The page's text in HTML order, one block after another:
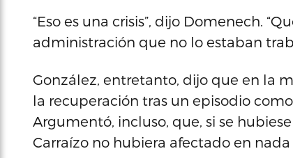
“Eso es una crisis”, dijo Domenech.
administración que no lo estaban
González, entretanto, dijo que en la
la recuperación tras un episodio
Argumentó, incluso, que, si se
Carraízo no hubiera afectado en